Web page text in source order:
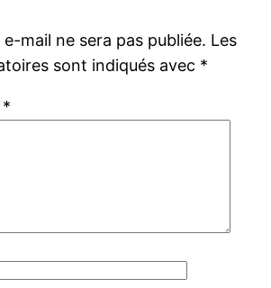
mail ne sera pas publiée. Les
sont indiqués avec *
*